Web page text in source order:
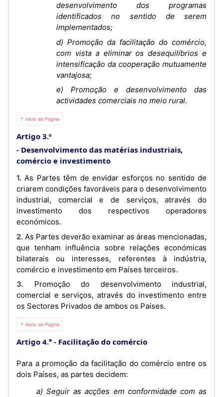
desenvolvimento dos programas
identificados no sentido de serem
implementados;
d) Promoção da facilitação do comércio,
com vista a eliminar os desequilíbrios e
intensificação da cooperação mutuamente
vantajosa;
e) Promoção e desenvolvimento das
actividades comerciais no meio rural.
⇡ Início da Página
Artigo 3.º
Desenvolvimento das matérias industriais,
comércio e investimento
1. As Partes têm de envidar esforços no sentido de
criarem condições favoráveis para o desenvolvimento
industrial, comercial e de serviços, através do
investimento dos respectivos operadores
económicos.
2. As Partes deverão examinar as áreas mencionadas,
que tenham influência sobre relações económicas
bilaterais ou interesses, referentes à indústria,
comércio e investimento em Países terceiros.
3. Promoção do desenvolvimento industrial,
comercial e serviços, através do investimento entre
os Sectores Privados de ambos os Países.
⇡ Início da Página
Artigo 4.° Facilitação do comércio
Para a promoção da facilitação do comércio entre os
dois Países, as partes decidem:
a) Seguir as acções em conformidade com as